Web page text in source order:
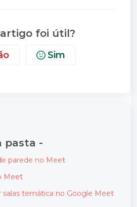
foi útil?
Sim
pasta -
parede no Meet
Meet
salas temática no Google Meet